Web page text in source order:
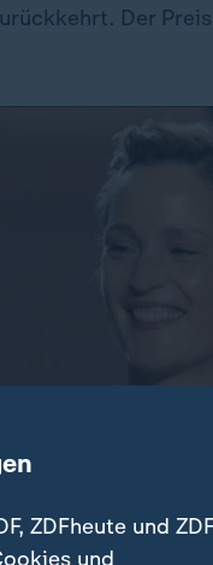
Der
ZDFheute und
und